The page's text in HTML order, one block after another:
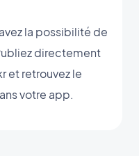
la possibilité de
directement
et retrouvez le
votre app.